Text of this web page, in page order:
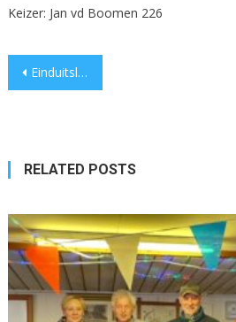
Keizer: Jan vd Boomen 226
Post
Einduitslag Wintercompetitie 2017-2018
RELATED POSTS